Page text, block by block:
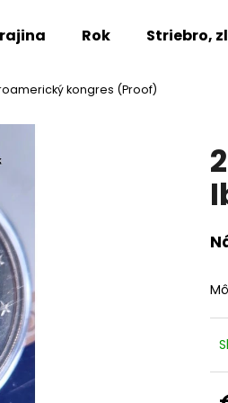
Rok Striebro,
kongres (Proof)
Čo potrebujete
EURO LUXEMBURSKO 2026 - 45.